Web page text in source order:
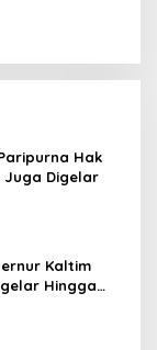
Hak
Juga Digelar
Kaltim
Hingga